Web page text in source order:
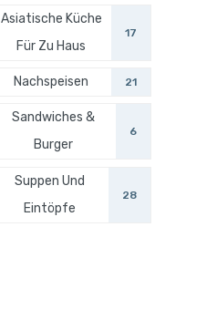
Asiatische Küche
Für Zu Haus
17
Nachspeisen 21
Sandwiches &
Burger
6
Suppen Und
Eintöpfe
28